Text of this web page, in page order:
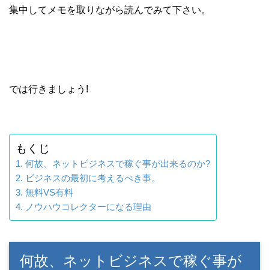
集中してメモを取りながら読んでみて下さい。
では行きましょう!
もくじ
何故、ネットビジネスで稼ぐ事が出来るのか?
ビジネスの最初に考えるべき事。
無料VS有料
ノウハウコレクターになる理由
何故、ネットビジネスで稼ぐ事が